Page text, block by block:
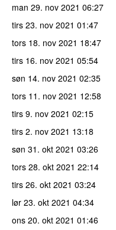
man 29. nov 2021 06:27
tirs 23. nov 2021 01:47
tors 18. nov 2021 18:47
tirs 16. nov 2021 05:54
søn 14. nov 2021 02:35
tors 11. nov 2021 12:58
tirs 9. nov 2021 02:15
tirs 2. nov 2021 13:18
søn 31. okt 2021 03:26
tors 28. okt 2021 22:14
tirs 26. okt 2021 03:24
lør 23. okt 2021 04:34
ons 20. okt 2021 01:46